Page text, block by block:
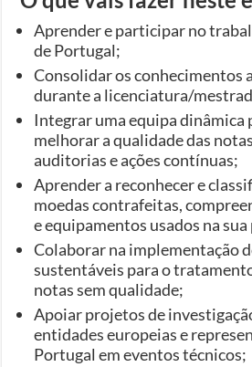
Aprender e participar no
de Portugal;
Consolidar os conhecimentos
durante a licenciatura/
Integrar uma equipa dinâmica
melhorar a qualidade das
auditorias e ações contínuas;
Aprender a reconhecer e
moedas contrafeitas,
e equipamentos usados na
Colaborar na implementação
sustentáveis para o
notas sem qualidade;
Apoiar projetos de
entidades europeias e
Portugal em eventos técnicos;